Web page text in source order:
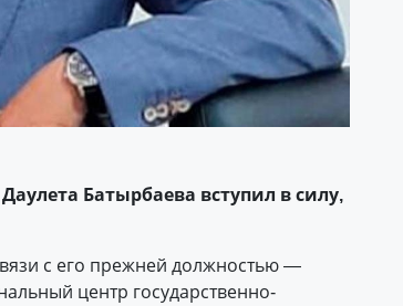
Батырбаева вступил в силу,
с его прежней должностью —
центр государственно-